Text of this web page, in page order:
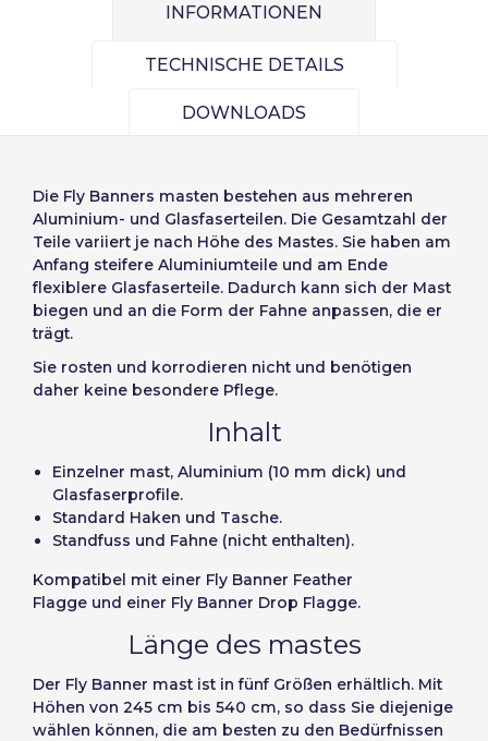
Eintragen
Benutzer (VAT):
Passwort:
Passwort merken: Ja Nein
Zugang
Passwort wiederherstellen
Konto erstellen
Wählen Sie die
Español
English
Português
Français
Deutsch
Italiano
Sverige
Slovenija
Slovenčina (Slovak)
Norway
INFORMATIONEN
TECHNISCHE DETAILS
DOWNLOADS
Die Fly Banners masten bestehen aus mehreren
Aluminium- und Glasfaserteilen. Die Gesamtzahl der
Teile variiert je nach Höhe des Mastes. Sie haben am
Anfang steifere Aluminiumteile und am Ende
flexiblere Glasfaserteile. Dadurch kann sich der Mast
biegen und an die Form der Fahne anpassen, die er
trägt.
Sie rosten und korrodieren nicht und benötigen
daher keine besondere Pflege.
Inhalt
Einzelner mast, Aluminium (10 mm dick) und
Glasfaserprofile.
Standard Haken und Tasche.
Standfuss und Fahne (nicht enthalten).
Kompatibel mit einer Fly Banner Feather
Flagge und einer Fly Banner Drop Flagge.
Länge des mastes
Der Fly Banner mast ist in fünf Größen erhältlich. Mit
Höhen von 245 cm bis 540 cm, so dass Sie diejenige
wählen können, die am besten zu den Bedürfnissen
Precios por unidad
Von1 -1,00 €
Añadiendo producto al carrito
Espera, por favor
Espere, por favor